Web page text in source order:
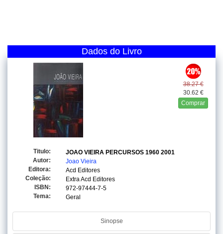
Dados do Livro
38.27 €
30.62 €
Comprar
Titulo:
JOAO VIEIRA PERCURSOS 1960 2001
Autor:
Joao Vieira
Editora:
Acd Editores
Coleção:
Extra Acd Editores
ISBN:
972-97444-7-5
Tema:
Geral
Sinopse